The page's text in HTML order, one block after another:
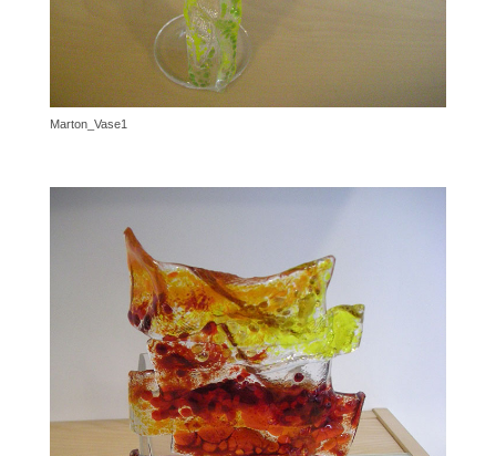
Marton_Vase1